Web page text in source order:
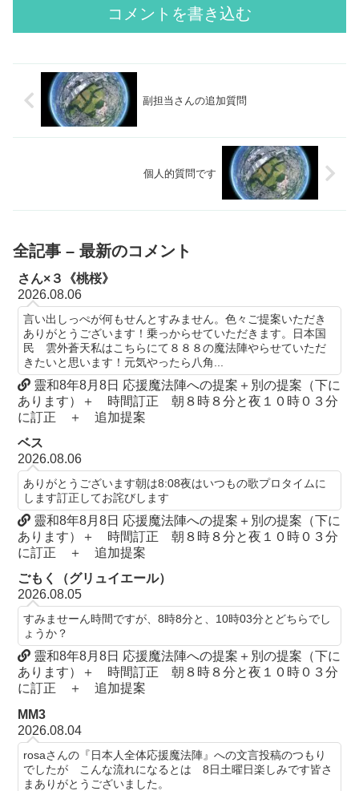
コメントを書き込む
副担当さんの追加質問
個人的質問です
全記事 – 最新のコメント
さん×３《桃桜》
2026.08.06
言い出しっぺが何もせんとすみません。色々ご提案いただき
ありがとうございます！乗っからせていただきます。日本国
民 雲外蒼天私はこちらにて８８８の魔法陣やらせていただ
きたいと思います！元気やったら八角...
靈和8年8月8日 応援魔法陣への提案＋別の提案（下に
あります）＋ 時間訂正 朝８時８分と夜１０時０３分
に訂正 ＋ 追加提案
ベス
2026.08.06
ありがとうございます朝は8:08夜はいつもの歌プロタイムに
します訂正してお詫びします
靈和8年8月8日 応援魔法陣への提案＋別の提案（下に
あります）＋ 時間訂正 朝８時８分と夜１０時０３分
に訂正 ＋ 追加提案
ごもく（グリュイエール）
2026.08.05
すみませーん時間ですが、8時8分と、10時03分とどちらでし
ょうか？
靈和8年8月8日 応援魔法陣への提案＋別の提案（下に
あります）＋ 時間訂正 朝８時８分と夜１０時０３分
に訂正 ＋ 追加提案
MM3
2026.08.04
rosaさんの『日本人全体応援魔法陣』への文言投稿のつもり
でしたが こんな流れになるとは 8日土曜日楽しみです皆さ
まありがとうございました。